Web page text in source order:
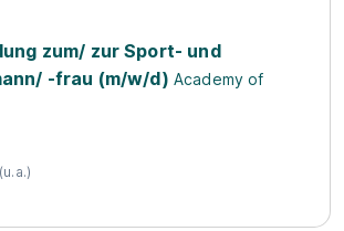
zum/ zur Sport- und
-frau (m/w/d) Academy of